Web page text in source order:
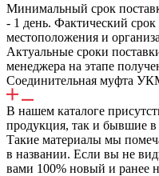
Минимальный срок
- 1 день. Фактический срок
местоположения и
Актуальные сроки
менеджера на этапе
Соединительная муфта
В нашем каталоге
продукция, так и бывшие
Такие материалы мы
в названии. Если вы не
вами 100% новый и ранее